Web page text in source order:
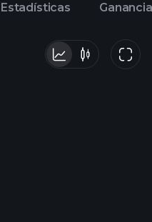
Estadísticas